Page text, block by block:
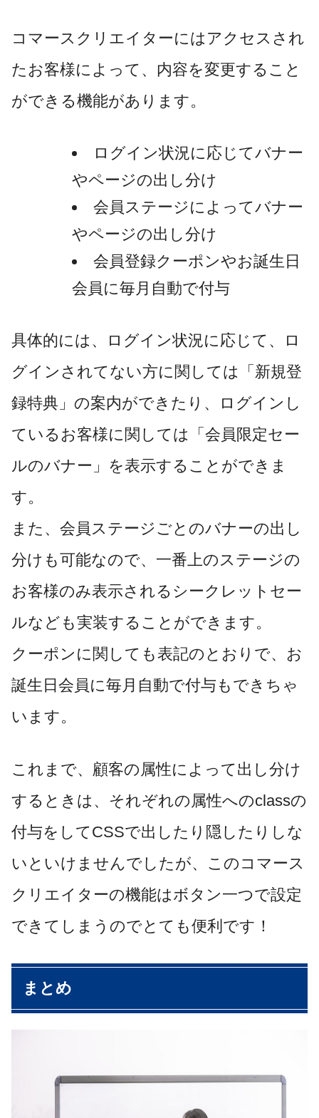
コマースクリエイターにはアクセスされ
たお客様によって、内容を変更すること
ができる機能があります。
ログイン状況に応じてバナー
やページの出し分け
会員ステージによってバナー
やページの出し分け
会員登録クーポンやお誕生日
会員に毎月自動で付与
具体的には、ログイン状況に応じて、ロ
グインされてない方に関しては「新規登
録特典」の案内ができたり、ログインし
ているお客様に関しては「会員限定セー
ルのバナー」を表示することができま
す。
また、会員ステージごとのバナーの出し
分けも可能なので、一番上のステージの
お客様のみ表示されるシークレットセー
ルなども実装することができます。
クーポンに関しても表記のとおりで、お
誕生日会員に毎月自動で付与もできちゃ
います。
これまで、顧客の属性によって出し分け
するときは、それぞれの属性へのclassの
付与をしてCSSで出したり隠したりしな
いといけませんでしたが、このコマース
クリエイターの機能はボタン一つで設定
できてしまうのでとても便利です！
まとめ